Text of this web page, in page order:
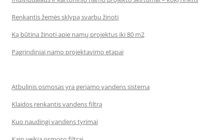
Renkantis žemės sklypą svarbu žinoti
Ką būtina žinoti apie namų projektus iki 80 m2
Pagrindiniai namo projektavimo etapai
Atbulinis osmosas yra geriamo vandens sistema
Klaidos renkantis vandens filtrą
Kuo naudingi vandens tyrimai